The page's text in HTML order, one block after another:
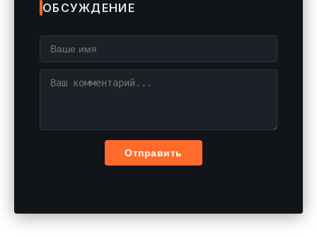
ОБСУЖДЕНИЕ
Отправить